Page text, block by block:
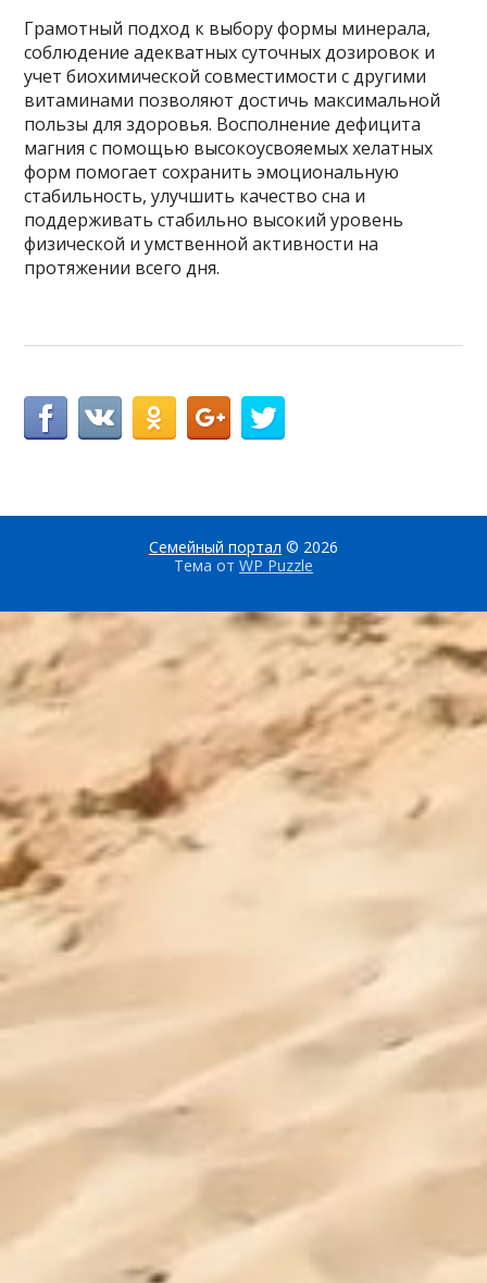
Грамотный подход к выбору формы минерала,
соблюдение адекватных суточных дозировок и
учет биохимической совместимости с другими
витаминами позволяют достичь максимальной
пользы для здоровья. Восполнение дефицита
магния с помощью высокоусвояемых хелатных
форм помогает сохранить эмоциональную
стабильность, улучшить качество сна и
поддерживать стабильно высокий уровень
физической и умственной активности на
протяжении всего дня.
Семейный портал © 2026
Тема от WP Puzzle